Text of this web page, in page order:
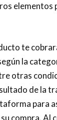
elementos
te
la
otras
de la
para
compra. Al